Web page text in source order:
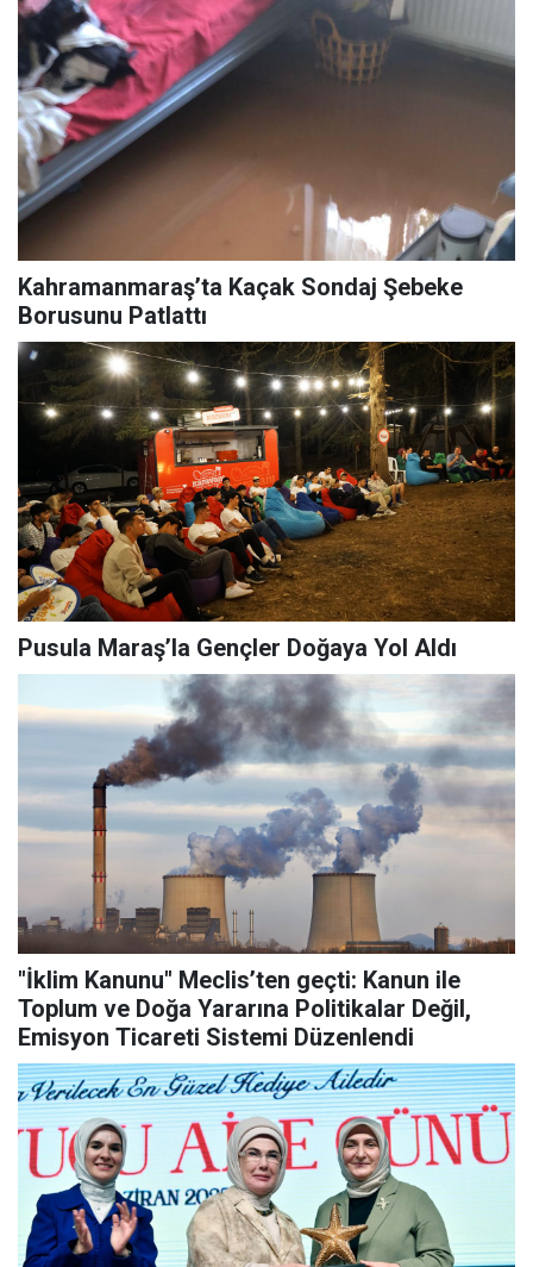
Kahramanmaraş’ta Kaçak Sondaj Şebeke
Borusunu Patlattı
Pusula Maraş’la Gençler Doğaya Yol Aldı
"İklim Kanunu" Meclis’ten geçti: Kanun ile
Toplum ve Doğa Yararına Politikalar Değil,
Emisyon Ticareti Sistemi Düzenlendi